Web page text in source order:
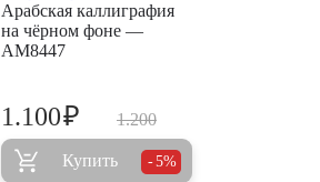
Арабская каллиграфия
на чёрном фоне —
AM8447
1.200
1.100₽
Купить 5%